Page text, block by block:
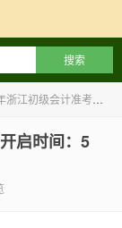
计准考证打印入口开启时间：5月6日至18日
启时间：5